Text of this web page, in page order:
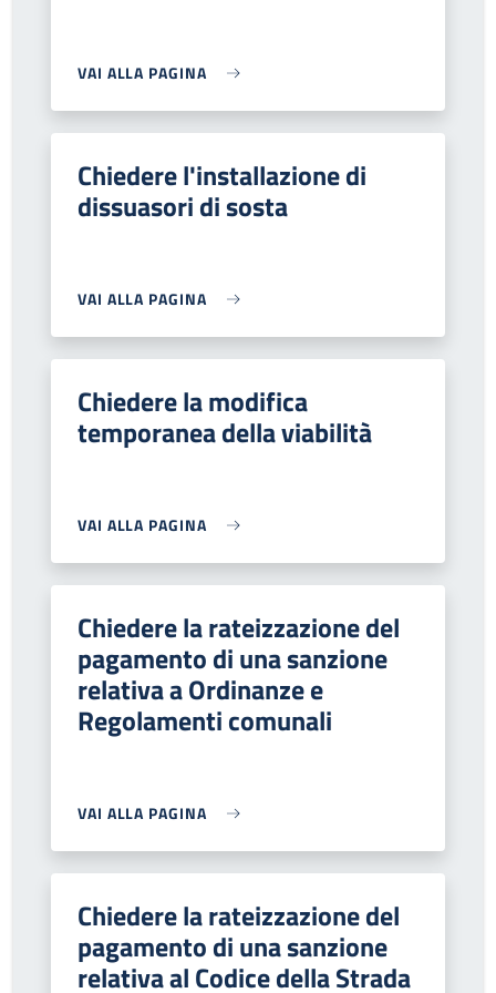
VAI ALLA PAGINA
Chiedere l'installazione di
dissuasori di sosta
VAI ALLA PAGINA
Chiedere la modifica
temporanea della viabilità
VAI ALLA PAGINA
Chiedere la rateizzazione del
pagamento di una sanzione
relativa a Ordinanze e
Regolamenti comunali
VAI ALLA PAGINA
Chiedere la rateizzazione del
pagamento di una sanzione
relativa al Codice della Strada